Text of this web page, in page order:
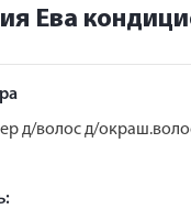
Ева
д/волос д/